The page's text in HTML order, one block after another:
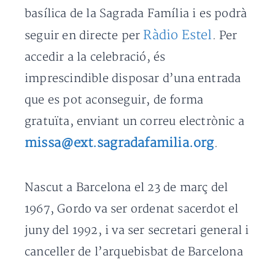
basílica de la Sagrada Família i es podrà
seguir en directe per Ràdio Estel. Per
accedir a la celebració, és
imprescindible disposar d’una entrada
que es pot aconseguir, de forma
gratuïta, enviant un correu electrònic a
missa@ext.sagradafamilia.org.
Nascut a Barcelona el 23 de març del
1967, Gordo va ser ordenat sacerdot el
juny del 1992, i va ser secretari general i
canceller de l’arquebisbat de Barcelona